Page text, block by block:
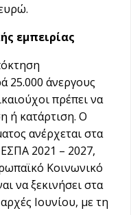
εμπειρίας
25.000 άνεργους
πρέπει να
ή κατάρτιση. Ο
ανέρχεται στα
2021 – 2027,
Κοινωνικό
να ξεκινήσει στα
Ιουνίου, με τη